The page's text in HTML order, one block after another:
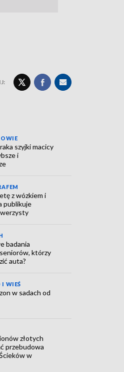
szyjki macicy
i
z wózkiem i
publikuje
badania
którzy
auta?
WIEŚ
w sadach od
złotych
przebudowa
w